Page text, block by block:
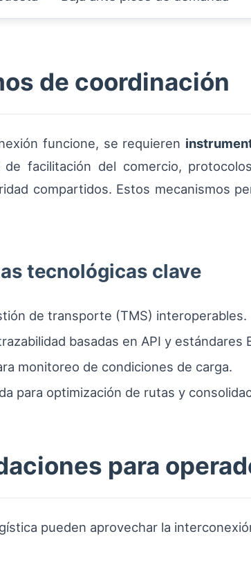
de coordinación
funcione, se requieren
de facilitación del comercio,
compartidos. Estos mecanismos
tecnológicas clave
de transporte (TMS) interoperables.
basadas en API y estándares
monitoreo de condiciones de carga.
para optimización de rutas y
para
pueden aprovechar la